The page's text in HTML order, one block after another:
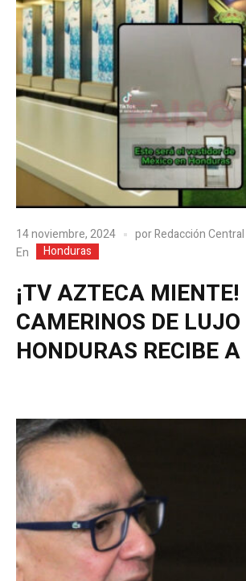
14 noviembre, 2024 porRedacción Central
En
Honduras
¡TV AZTECA MIENTE!
CAMERINOS DE LUJO
HONDURAS RECIBE